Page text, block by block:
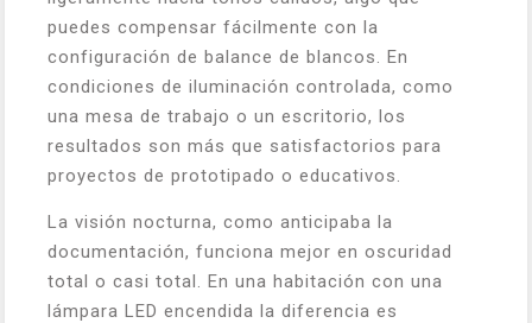
puedes compensar fácilmente con la
configuración de balance de blancos. En
condiciones de iluminación controlada, como
una mesa de trabajo o un escritorio, los
resultados son más que satisfactorios para
proyectos de prototipado o educativos.
La visión nocturna, como anticipaba la
documentación, funciona mejor en oscuridad
total o casi total. En una habitación con una
lámpara LED encendida la diferencia es